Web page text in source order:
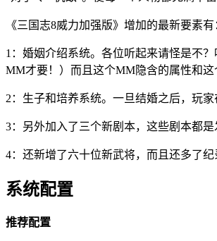
《三国志8威力加强版》增加的最新要素有
1：婚姻介绍系统。各位听起来请怪是不
MM才要！）而且这个MM隐含的属性和
2：生子和培养系统。一旦结婚之后，玩
3：另外加入了三个新剧本，这些剧本都
4：还新增了六十位新武将，而且还多了纪
系统配置
推荐配置